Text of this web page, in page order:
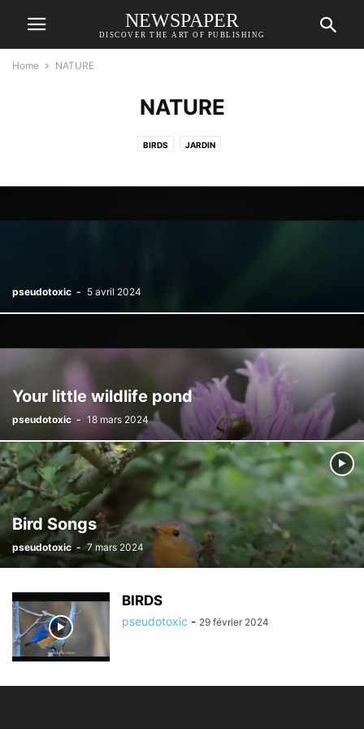
NEWSPAPER
DISCOVER THE ART OF PUBLISHING
Home NATURE
NATURE
BIRDS JARDIN
pseudotoxic - 5 avril 2024
Your little wildlife pond
pseudotoxic - 18 mars 2024
Bird Songs
pseudotoxic - 7 mars 2024
BIRDS
pseudotoxic - 29 février 2024